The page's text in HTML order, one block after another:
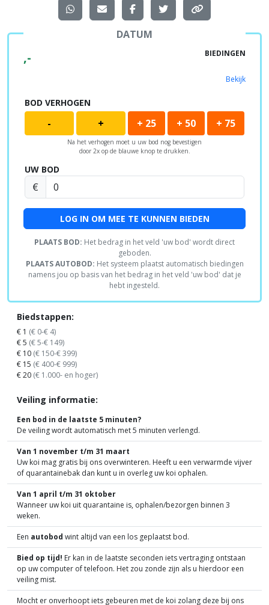
DATUM
,- BIEDINGEN
Bekijk
BOD VERHOGEN
- + + 25 + 50 + 75
Na het verhogen moet u uw bod nog bevestigen
door 2x op de blauwe knop te drukken.
UW BOD
€
LOG IN OM MEE TE KUNNEN BIEDEN
PLAATS BOD: Het bedrag in het veld 'uw bod' wordt direct
geboden.
PLAATS AUTOBOD: Het systeem plaatst automatisch biedingen
namens jou op basis van het bedrag in het veld 'uw bod' dat je
hebt ingesteld.
Biedstappen:
€ 1 (€ 0-€ 4)
€ 5 (€ 5-€ 149)
€ 10 (€ 150-€ 399)
€ 15 (€ 400-€ 999)
€ 20 (€ 1.000- en hoger)
Veiling informatie:
Een bod in de laatste 5 minuten?
De veiling wordt automatisch met 5 minuten verlengd.
Van 1 november t/m 31 maart
Uw koi mag gratis bij ons overwinteren. Heeft u een verwarmde vijver
of quarantainebak dan kunt u in overleg uw koi ophalen.
Van 1 april t/m 31 oktober
Wanneer uw koi uit quarantaine is, ophalen/bezorgen binnen 3
weken.
Een autobod wint altijd van een los geplaatst bod.
Bied op tijd! Er kan in de laatste seconden iets vertraging ontstaan
op uw computer of telefoon. Het zou zonde zijn als u hierdoor een
veiling mist.
Mocht er onverhoopt iets gebeuren met de koi zolang deze bij ons